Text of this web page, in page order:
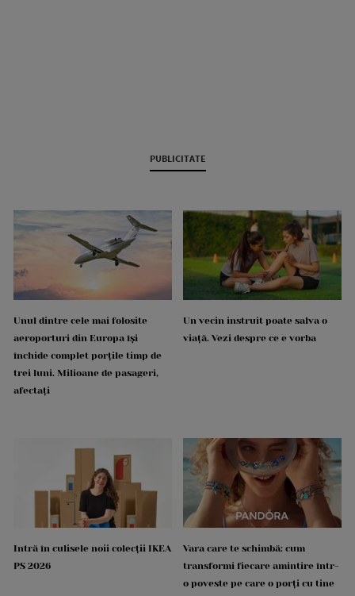
PUBLICITATE
Unul dintre cele mai folosite
aeroporturi din Europa își
închide complet porțile timp de
trei luni. Milioane de pasageri,
afectați
Un vecin instruit poate salva o
viață. Vezi despre ce e vorba
Intră în culisele noii colecții IKEA
PS 2026
Vara care te schimbă: cum
transformi fiecare amintire într-
o poveste pe care o porți cu tine